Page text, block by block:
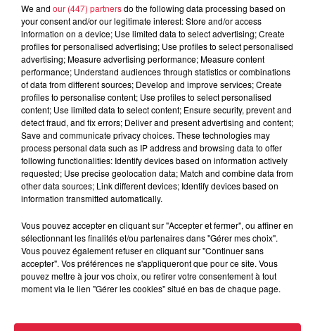
chez son professionnel de santé (médecin, pharmacien,
infirmier). Dans ce cas, la prise en charge se fait selon les
modalités habituelles (assurance maladie et mutuelles).
Concernant la vaccination réalisée au centre de vaccination
dédié, elle sera effectuée avec le vaccin Bexsero® du
laboratoire GSK Vaccines. Cette vaccination compte une
première injection et un rappel au moins un mois après.
Article mis à jour le 01/12/2022
L'Agence Régionale de Santé Grand Est a reçu
plusieurs signalements d’infections invasives à
méningocoque (IIM) chez des jeunes adultes de
l'agglomération de Strasbourg. Les résultats des
investigations épidémiologiques indiquent que 4 cas
d’IIM ont fréquenté des lieux festifs nocturnes
(discothèques, bars…) de l’hyper centre-ville de
Strasbourg dont l’établissement le Live Club. Selon
l'ARS, une personne est décédée.
We and our (447) partnersdo the following data processing based on
your consent and/or our legitimate interest: Store and/or access
information on a device; Use limited data to select advertising; Create
profiles for personalised advertising; Use profiles to select personalised
advertising; Measure advertising performance; Measure content
performance; Understand audiences through statistics or combinations
of data from different sources; Develop and improve services; Create
profiles to personalise content; Use profiles to select personalised
content; Use limited data to select content; Ensure security, prevent and
detect fraud, and fix errors; Deliver and present advertising and content;
Save and communicate privacy choices. These technologies may
process personal data such as IP address and browsing data to offer
following functionalities: Identify devices based on information actively
requested; Use precise geolocation data; Match and combine data from
other data sources; Link different devices; Identify devices based on
information transmitted automatically.
Vous pouvez accepter en cliquant sur "Accepter et fermer", ou affiner en
sélectionnant les finalités et/ou partenaires dans "Gérer mes choix".
Vous pouvez également refuser en cliquant sur "Continuer sans
accepter". Vos préférences ne s'appliqueront que pour ce site. Vous
pouvez mettre à jour vos choix, ou retirer votre consentement à tout
moment via le lien "Gérer les cookies" situé en bas de chaque page.